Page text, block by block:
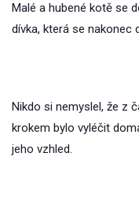
Malé a hubené kotě se
dívka, která se nakonec
Nikdo si nemyslel, že z
krokem bylo vyléčit
jeho vzhled.